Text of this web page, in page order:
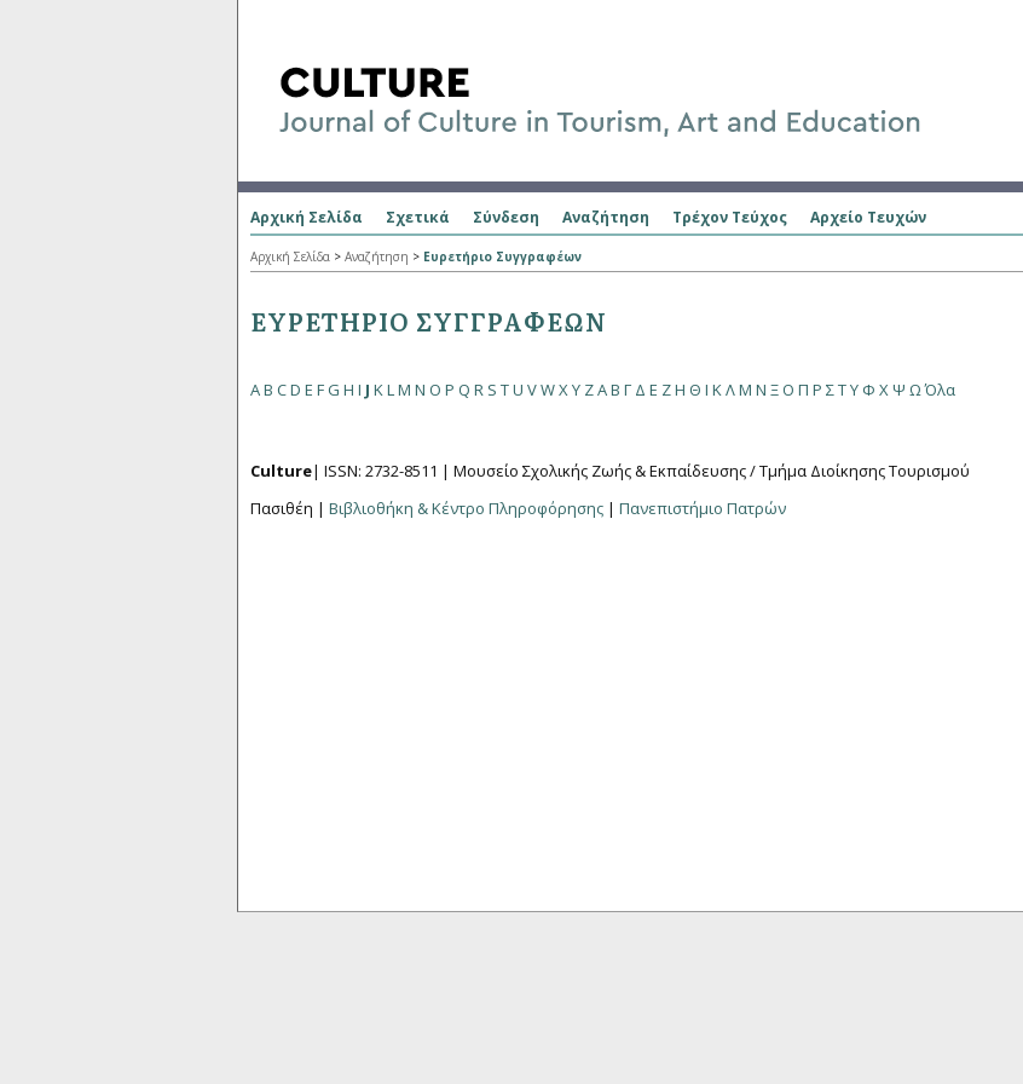
Αρχική Σελίδα Σχετικά Σύνδεση Αναζήτηση Τρέχον Τεύχος Αρχείο Τευχών
Αρχική Σελίδα > Αναζήτηση > Ευρετήριο Συγγραφέων
ΕΥΡΕΤΉΡΙΟ ΣΥΓΓΡΑΦΈΩΝ
AB CD E FG H I J KLM N O P Q R S TU VWXY ZΑΒ Γ Δ Ε ΖΗ Θ Ι ΚΛΜ Ν ΞΟ Π Ρ ΣΤΥ Φ ΧΨ ΩΌλα
Culture| ISSN: 2732-8511 | Μουσείο Σχολικής Ζωής & Εκπαίδευσης / Τμήμα Διοίκησης Τουρισμού
Πασιθέη | Βιβλιοθήκη & Κέντρο Πληροφόρησης | Πανεπιστήμιο Πατρών